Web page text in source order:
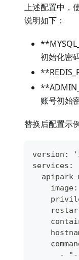
上述配置中，
说明如下：
初始化密
账号初始
替换后配置示
version:
services:
-